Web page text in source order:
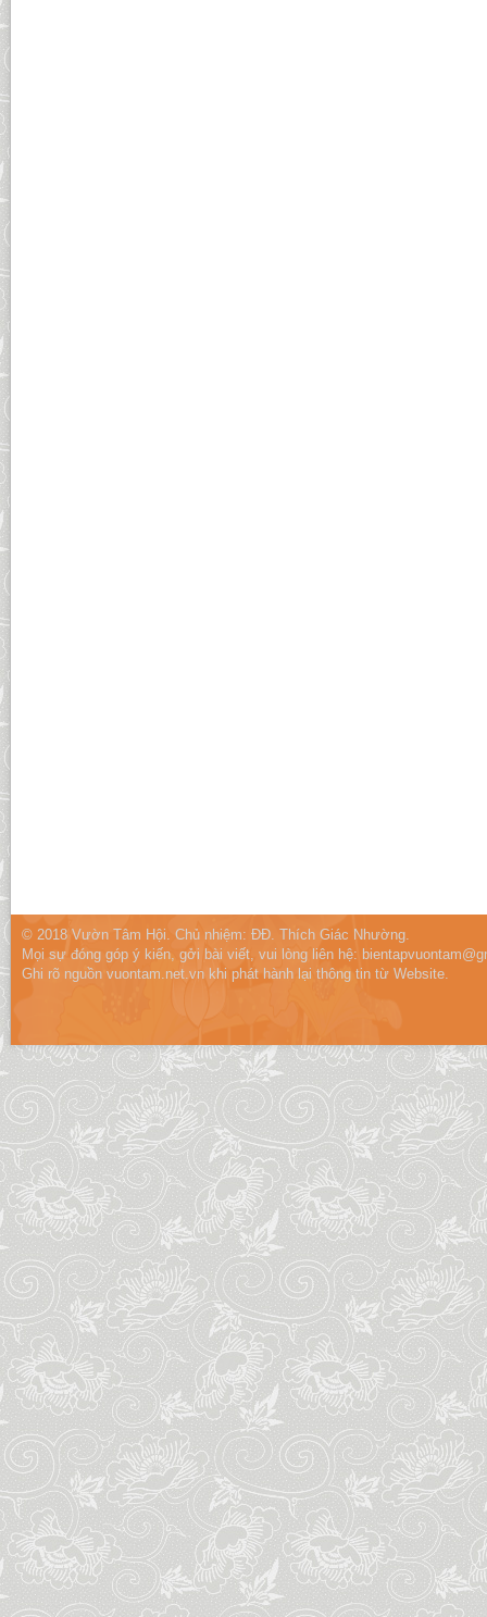
© 2018 Vườn Tâm Hội. Chủ nhiệm: ĐĐ. Thích Giác Nhường.
Mọi sự đóng góp ý kiến, gởi bài viết, vui lòng liên hệ:
Ghi rõ nguồn vuontam.net.vn khi phát hành lại thông tin từ Website.